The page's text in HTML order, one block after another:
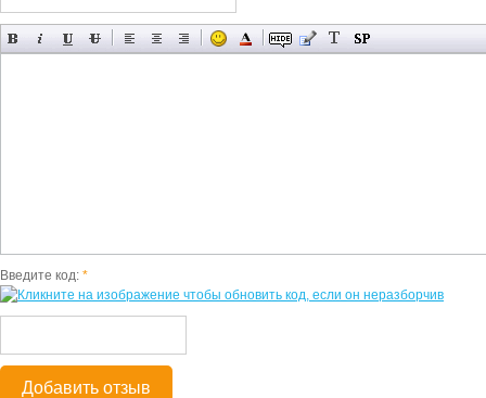
Введите код: *
Добавить отзыв